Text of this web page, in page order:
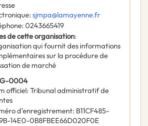
: sjmpa@lamayenne.fr
: 0243665419
de cette organisation:
qui fournit des informations
sur la procédure de
de marché
0004
officiel: Tribunal administratif de
d’enregistrement: B11CF485-
14E0-0B8FBEE66D020F0E